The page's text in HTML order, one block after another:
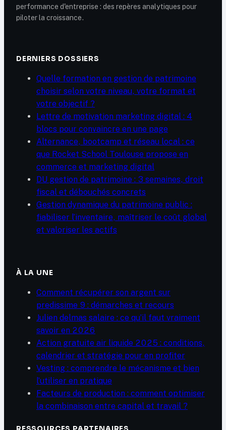
performance d'entreprise : des repères analytiques pour
piloter la croissance.
DERNIERS DOSSIERS
Quelle formation en gestion de patrimoine
choisir selon votre niveau, votre format et
votre objectif ?
Lettre de motivation marketing digital : 4
blocs pour convaincre en une page
Alternance, bootcamp et réseau local : ce
que Rocket School Toulouse propose en
commerce et marketing digital
DU gestion de patrimoine : 3 semaines, droit
fiscal et débouchés concrets
Gestion dynamique du patrimoine public :
fiabiliser l’inventaire, maîtriser le coût global
et valoriser les actifs
À LA UNE
Comment récupérer son argent sur
predissime 9 : démarches et recours
Julien delmas salaire : ce qu’il faut vraiment
savoir en 2026
Action gratuite air liquide 2025 : conditions,
calendrier et stratégie pour en profiter
Vesting : comprendre le mécanisme et bien
l’utiliser en pratique
Facteurs de production : comment optimiser
la combinaison entre capital et travail ?